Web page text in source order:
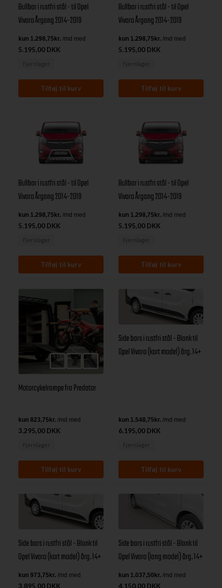
Bullbar i rustfri stål - til Opel
Vivaro Årgang 2014-2019
5.195,00 DKK
Fjernlager
Bullbar i rustfri stål - til Opel
Vivaro Årgang 2014-2019
5.195,00 DKK
Fjernlager
Bullbar i rustfri stål - til Opel
Vivaro Årgang 2014-2019
5.195,00 DKK
Fjernlager
Bullbar i rustfri stål - til Opel
Vivaro Årgang 2014-2019
5.195,00 DKK
Fjernlager
Motorcykelrampe fra Predator
3.295,00 DKK
Fjernlager
Side bars i rustfri stål - Blank til
Opel Vivaro (kort model) årg. 14+
6.195,00 DKK
Fjernlager
Side bars i rustfri stål - Blank til
Opel Vivaro (kort model) årg. 14+
3.895,00 DKK
Side bars i rustfri stål - Blank til
Opel Vivaro (lang model) årg. 14+
4.150,00 DKK